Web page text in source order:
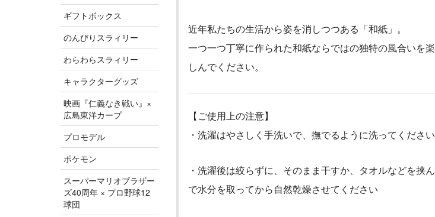
ギフトボックス
のんびりスラィリー
わらわらスラィリー
キャラクターグッズ
映画『仁義なき戦い』×
広島東洋カープ
プロモデル
ポケモン
スーパーマリオブラザー
ズ40周年 × プロ野球12
球団
近年私たちの生活から姿を消しつつある「和紙」。
一つ一つ丁寧に作られた和紙ならではの独特の風合いを楽
しんでください。
【ご使用上の注意】
・洗濯はやさしく手洗いで、撫でるように洗ってください
・洗濯後は絞らずに、そのまま干すか、タオルなどを挟ん
で水分を取ってから自然乾燥させてください